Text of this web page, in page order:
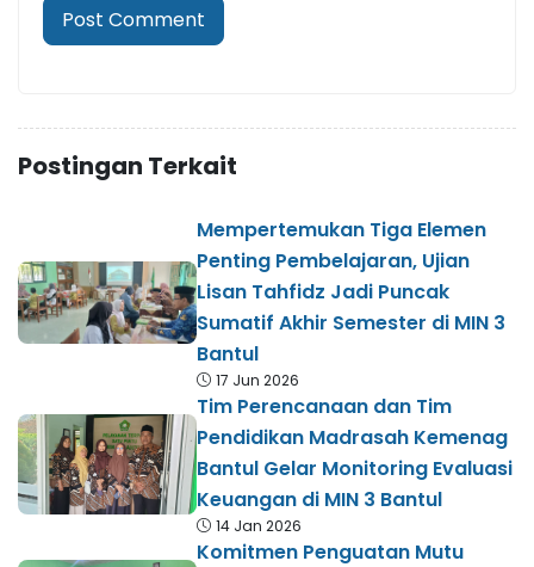
Postingan Terkait
Mempertemukan Tiga Elemen
Penting Pembelajaran, Ujian
Lisan Tahfidz Jadi Puncak
Sumatif Akhir Semester di MIN 3
Bantul
17 Jun 2026
Tim Perencanaan dan Tim
Pendidikan Madrasah Kemenag
Bantul Gelar Monitoring Evaluasi
Keuangan di MIN 3 Bantul
14 Jan 2026
Komitmen Penguatan Mutu